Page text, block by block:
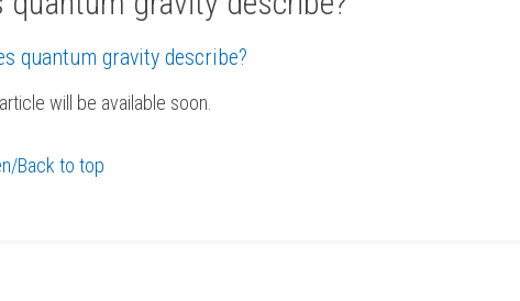
quantum gravity describe?
will be available soon.
Back to top